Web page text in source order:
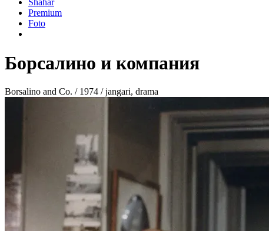
Shahar
Premium
Foto
Борсалино и компания
Borsalino and Co. / 1974 / jangari, drama